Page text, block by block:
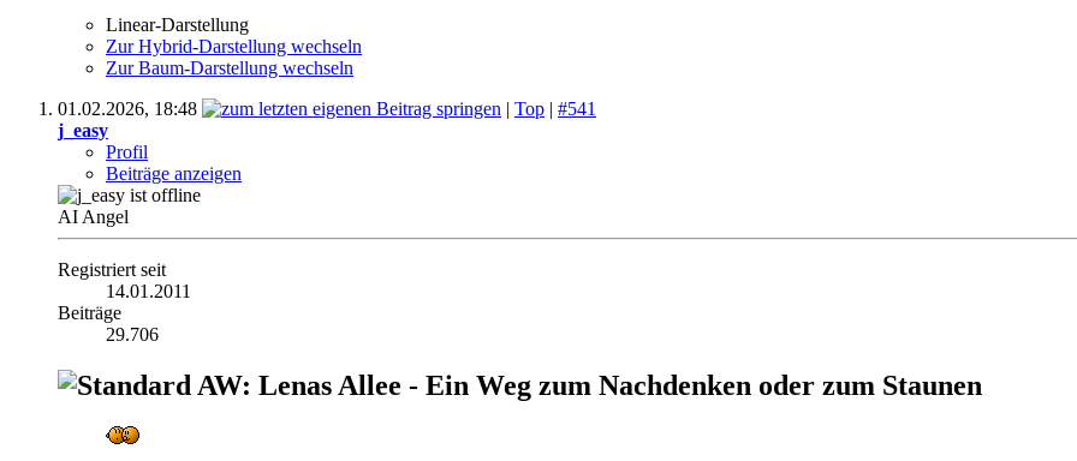
Linear-Darstellung
Zur Hybrid-Darstellung wechseln
Zur Baum-Darstellung wechseln
01.02.2026, 18:48 | Top | #541
j_easy
Profil
Beiträge anzeigen
AI Angel
Registriert seit
14.01.2011
Beiträge
29.706
AW: Lenas Allee - Ein Weg zum Nachdenken oder zum Staunen